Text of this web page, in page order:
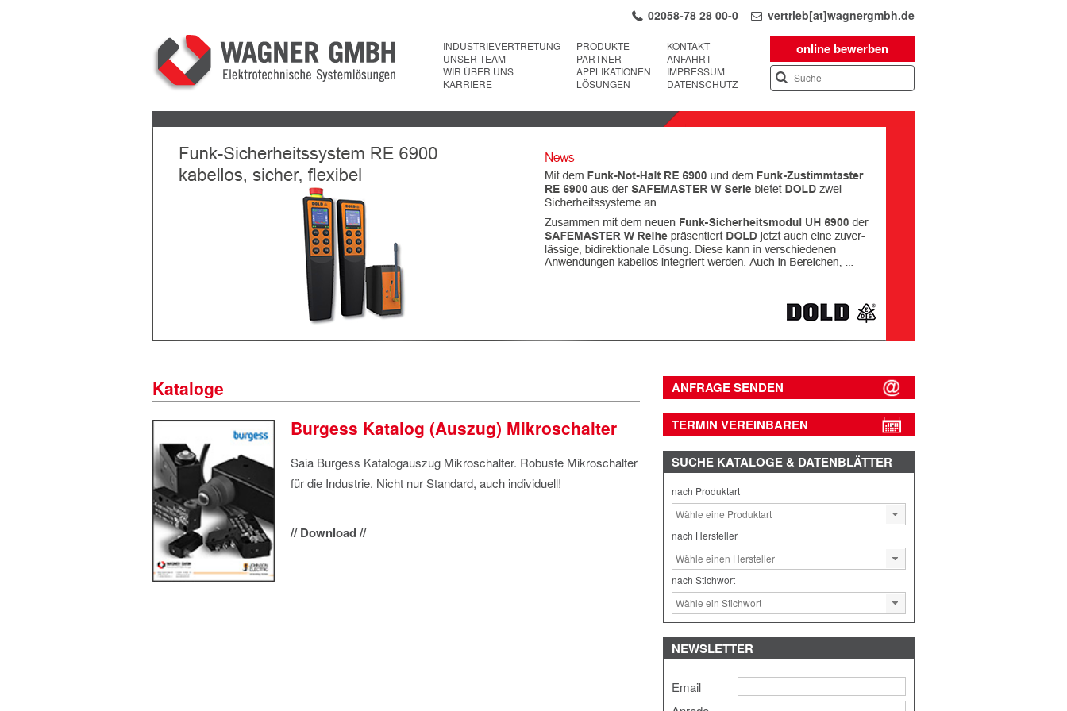
02058-78 28 00-0 vertrieb[at]wagnergmbh.de
online bewerben
INDUSTRIEVERTRETUNG
UNSER TEAM
WIR ÜBER UNS
KARRIERE
PRODUKTE
PARTNER
APPLIKATIONEN
LÖSUNGEN
KONTAKT
ANFAHRT
IMPRESSUM
DATENSCHUTZ
Next
Kataloge
Burgess Katalog (Auszug) Mikroschalter
Saia Burgess Katalogauszug Mikroschalter. Robuste Mikroschalter
für die Industrie. Nicht nur Standard, auch individuell!
// Download //
ANFRAGE SENDEN
TERMIN VEREINBAREN
SUCHE KATALOGE & DATENBLÄTTER
nach Produktart
nach Hersteller
nach Stichwort
NEWSLETTER
Email